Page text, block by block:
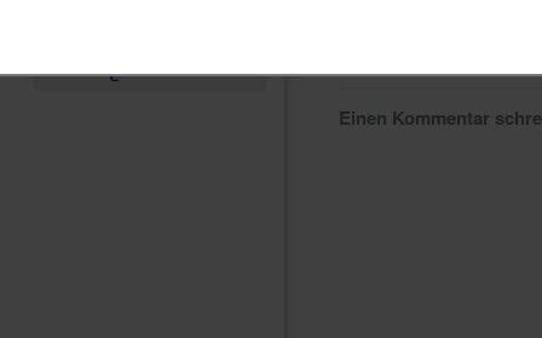
e
Einen Kommentar